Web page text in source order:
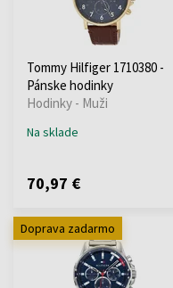
Tommy Hilfiger 1710380 -
Pánske hodinky
Hodinky - Muži
Na sklade
70,97 €
Doprava zadarmo